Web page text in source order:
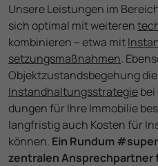
Unsere Leistungen im
sich optimal mit weiteren
kombinieren – etwa mit
setzungs­maßnahmen.
Objektzustandsbegehung
Instand­haltungs­strategie
dungen für Ihre Immobilie
langfristig auch Kosten für
können. Ein Rundum
zentralen Ansprech­partner